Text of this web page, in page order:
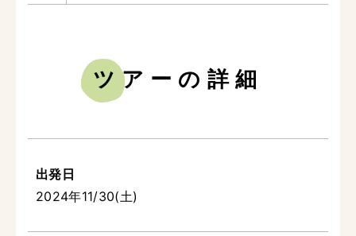
ツアーの詳細
出発日
2024年11/30(土)